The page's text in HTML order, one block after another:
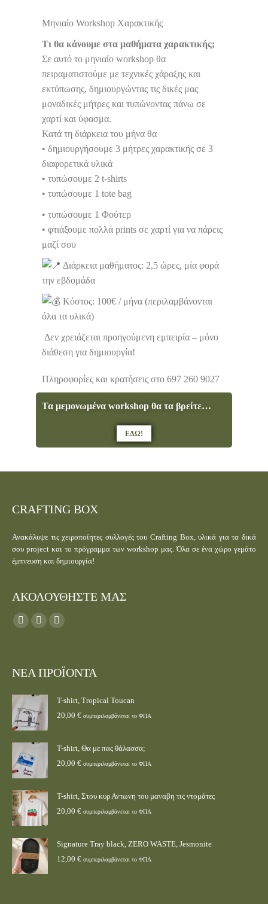
Μηνιαίο Workshop Χαρακτικής
Τι θα κάνουμε στα μαθήματα χαρακτικής;
Σε αυτό το μηνιαίο workshop θα
πειραματιστούμε με τεχνικές χάραξης και
εκτύπωσης, δημιουργώντας τις δικές μας
μοναδικές μήτρες και τυπώνοντας πάνω σε
χαρτί και ύφασμα.
Κατά τη διάρκεια του μήνα θα
• δημιουργήσουμε 3 μήτρες χαρακτικής σε 3
διαφορετικά υλικά
• τυπώσουμε 2 t-shirts
• τυπώσουμε 1 tote bag
• τυπώσουμε 1 Φούτερ
• φτιάξουμε πολλά prints σε χαρτί για να πάρεις
μαζί σου
Διάρκεια μαθήματος: 2,5 ώρες, μία φορά
την εβδομάδα
Κόστος: 100€ / μήνα (περιλαμβάνονται
όλα τα υλικά)
Δεν χρειάζεται προηγούμενη εμπειρία – μόνο
διάθεση για δημιουργία!
Πληροφορίες και κρατήσεις στο 697 260 9027
Τα μεμονωμένα workshop θα τα βρείτε…
ΕΔΩ!
CRAFTING BOX
Ανακάλυψε τις χειροποίητες συλλογές του Crafting Box, υλικά για τα δικά
σου project και το πρόγραμμα των workshop μας. Όλα σε ένα χώρο γεμάτο
έμπνευση και δημιουργία!
ΑΚΟΛΟΥΘΗΣΤΕ ΜΑΣ
Find us on:
ΝΕΑ ΠΡΟΪΟΝΤΑ
T-shirt, Tropical Toucan
20,00 € συμπεριλαμβάνεται το ΦΠΑ
T-shirt, Θα με πας θάλασσα;
20,00 € συμπεριλαμβάνεται το ΦΠΑ
T-shirt, Στου κυρ Αντωνη του μαναβη τις ντομάτες
20,00 € συμπεριλαμβάνεται το ΦΠΑ
Signature Tray black, ZERO WASTE, Jesmonite
12,00 € συμπεριλαμβάνεται το ΦΠΑ